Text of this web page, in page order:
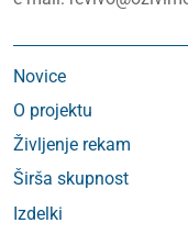
Novice
O projektu
Življenje rekam
Širša skupnost
Izdelki